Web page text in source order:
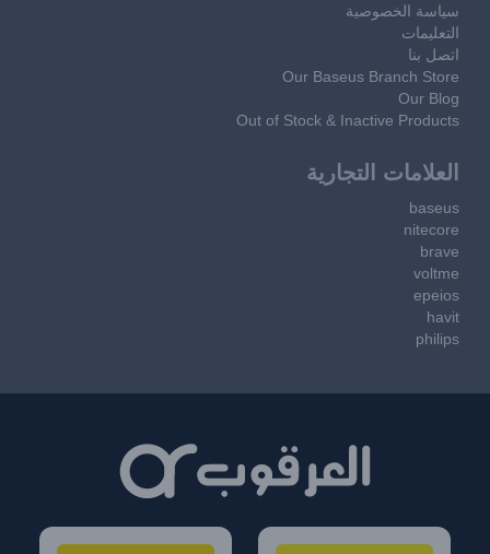
سياسة الخصوصية
التعليمات
اتصل بنا
Our Baseus Branch Store
Our Blog
Out of Stock & Inactive Products
العلامات التجارية
baseus
nitecore
brave
voltme
epeios
havit
philips